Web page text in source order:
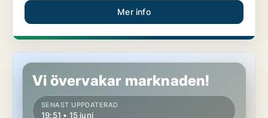
Mer info
Butikslokal i Eskilstuna, Torshälla
Vi övervakar marknaden!
SENAST UPPDATERAD
19:51 • 15 juni